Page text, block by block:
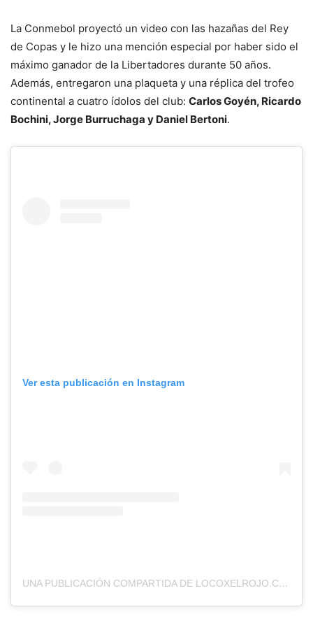
La Conmebol proyectó un video con las hazañas del Rey
de Copas y le hizo una mención especial por haber sido el
máximo ganador de la Libertadores durante 50 años.
Además, entregaron una plaqueta y una réplica del trofeo
continental a cuatro ídolos del club: Carlos Goyén, Ricardo
Bochini, Jorge Burruchaga y Daniel Bertoni.
Ver esta publicación en Instagram
UNA PUBLICACIÓN COMPARTIDA DE LOCOXELROJO.COM (@LOCOXELROJOWEB)